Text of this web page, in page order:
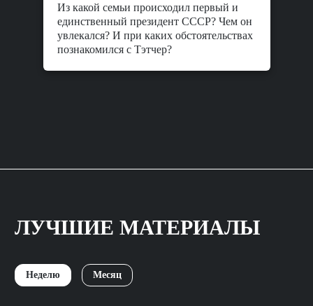
Из какой семьи происходил первый и
единственный президент СССР? Чем он
увлекался? И при каких обстоятельствах
познакомился с Тэтчер?
ЛУЧШИЕ МАТЕРИАЛЫ
Неделю Месяц